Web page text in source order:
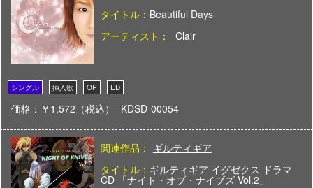
タイトル： Beautiful Days
アーティスト：
Clair
価格：￥1,572（税込） KDSD-00054
関連作品： ギルティギア
タイトル： ギルティギア イグゼクス ドラマ
CD 「ナイト・オブ・ナイブズ Vol.2」